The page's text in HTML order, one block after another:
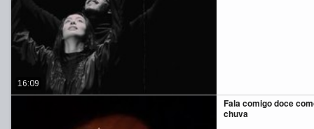
16:09
Fala comigo doce
chuva